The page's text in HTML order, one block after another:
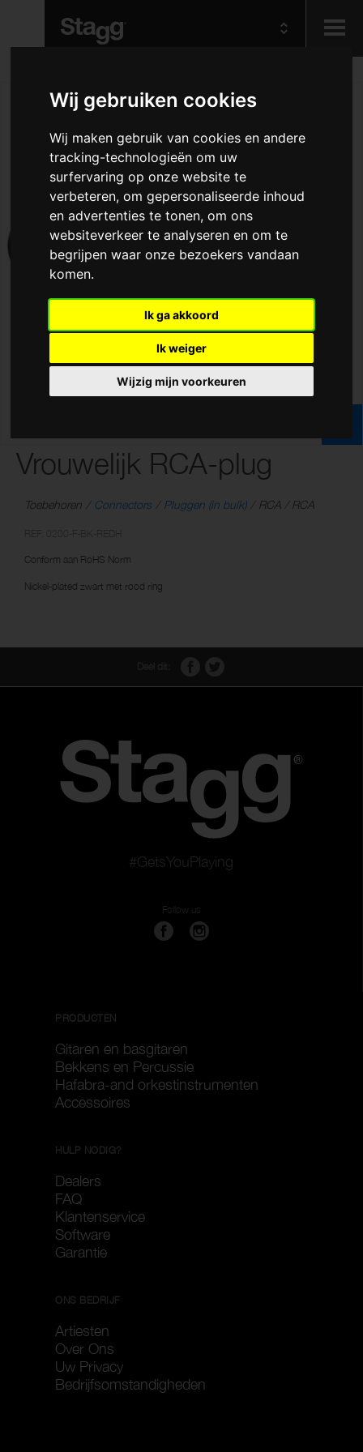
Wij gebruiken cookies
Wij maken gebruik van cookies en andere
tracking-technologieën om uw
surfervaring op onze website te
verbeteren, om gepersonaliseerde inhoud
en advertenties te tonen, om ons
websiteverkeer te analyseren en om te
begrijpen waar onze bezoekers vandaan
komen.
Ik ga akkoord
Ik weiger
Wijzig mijn voorkeuren
Audio &
Lighting
Vrouwelijk RCA-plug
Toebehoren Connectors Pluggen (in bulk) RCA / RCA
Conform aan RoHS Norm
Nickel-plated zwart met rood ring
#GetsYouPlaying
Follow us
PRODUCTEN
Gitaren en basgitaren
Bekkens en Percussie
Hafabra-and orkestinstrumenten
Accessoires
HULP NODIG?
Dealers
FAQ
Klantenservice
Software
Garantie
ONS BEDRIJF
Artiesten
Over Ons
Uw Privacy
Bedrijfsomstandigheden